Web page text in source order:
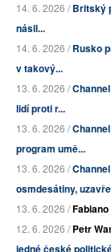
14. 6. 2026 /Britský
násil...
14. 6. 2026 /Rusko
v takový...
13. 6. 2026 /
lidí proti r...
13. 6. 2026 /
program umě...
13. 6. 2026 /
osmdesátiny,
13. 6. 2026 /
12. 6. 2026 /Petr
jedné české